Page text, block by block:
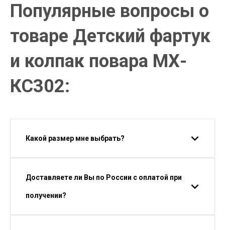
Популярные вопросы о
товаре Детский фартук
и колпак повара МХ-
КС302:
Какой размер мне выбрать?
Доставляете ли Вы по России с оплатой при
получении?